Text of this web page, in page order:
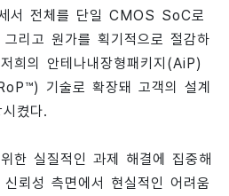
서 전체를 단일 CMOS SoC로
리고 원가를 획기적으로 절감하
희의 안테나내장형패키지(AiP)
기술로 확장돼 고객의 설계
켰다.
한 실질적인 과제 해결에 집중해
뢰성 측면에서 현실적인 어려움